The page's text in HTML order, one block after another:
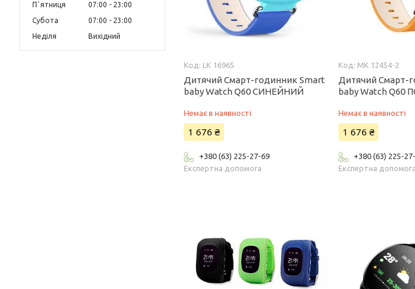
Пʼятниця
07:00
23:00
Субота
07:00
23:00
Неділя
Вихідний
LK 16965
Дитячий Смарт-годинник Smart
baby Watch Q60 СИНЕЙНИЙ
Немає в наявності
1 676 ₴
+380 (63) 225-27-69
Експертна допомога
MK 12454-2
Дитячий Смарт-
baby Watch Q60
Немає в наявності
1 676 ₴
+380 (63) 225-
Експертна допомога